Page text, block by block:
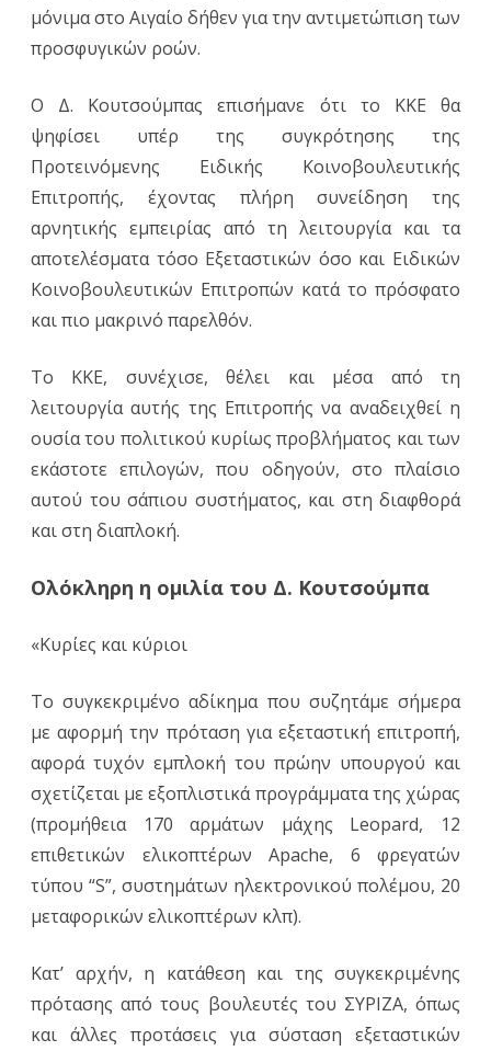
μόνιμα στο Αιγαίο δήθεν για την αντιμετώπιση των
προσφυγικών ροών.
Ο Δ. Κουτσούμπας επισήμανε ότι το ΚΚΕ θα
ψηφίσει υπέρ της συγκρότησης της
Προτεινόμενης Ειδικής Κοινοβουλευτικής
Επιτροπής, έχοντας πλήρη συνείδηση της
αρνητικής εμπειρίας από τη λειτουργία και τα
αποτελέσματα τόσο Εξεταστικών όσο και Ειδικών
Κοινοβουλευτικών Επιτροπών κατά το πρόσφατο
και πιο μακρινό παρελθόν.
Το ΚΚΕ, συνέχισε, θέλει και μέσα από τη
λειτουργία αυτής της Επιτροπής να αναδειχθεί η
ουσία του πολιτικού κυρίως προβλήματος και των
εκάστοτε επιλογών, που οδηγούν, στο πλαίσιο
αυτού του σάπιου συστήματος, και στη διαφθορά
και στη διαπλοκή.
Ολόκληρη η ομιλία του Δ. Κουτσούμπα
«Κυρίες και κύριοι
Το συγκεκριμένο αδίκημα που συζητάμε σήμερα
με αφορμή την πρόταση για εξεταστική επιτροπή,
αφορά τυχόν εμπλοκή του πρώην υπουργού και
σχετίζεται με εξοπλιστικά προγράμματα της χώρας
(προμήθεια 170 αρμάτων μάχης Leopard, 12
επιθετικών ελικοπτέρων Apache, 6 φρεγατών
τύπου “S”, συστημάτων ηλεκτρονικού πολέμου, 20
μεταφορικών ελικοπτέρων κλπ).
Κατ’ αρχήν, η κατάθεση και της συγκεκριμένης
πρότασης από τους βουλευτές του ΣΥΡΙΖΑ, όπως
και άλλες προτάσεις για σύσταση εξεταστικών